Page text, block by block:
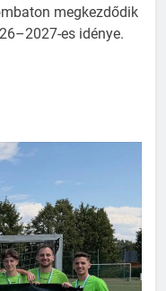
megkezdődik
es idénye.